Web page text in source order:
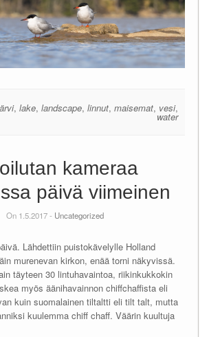
,lake,landscape,linnut,maisemat, vesi,
water
kameraa
päivä viimeinen
On 1.5.2017 - Uncategorized
Lähdettiin puistokävelylle Holland
murenevan kirkon, enää torni näkyvissä.
täyteen 30 lintuhavaintoa, riikinkukkokin
myös äänihavainnon chiffchaffista eli
kuin suomalainen tiltaltti eli tilt talt, mutta
kuulemma chiff chaff. Väärin kuultuja